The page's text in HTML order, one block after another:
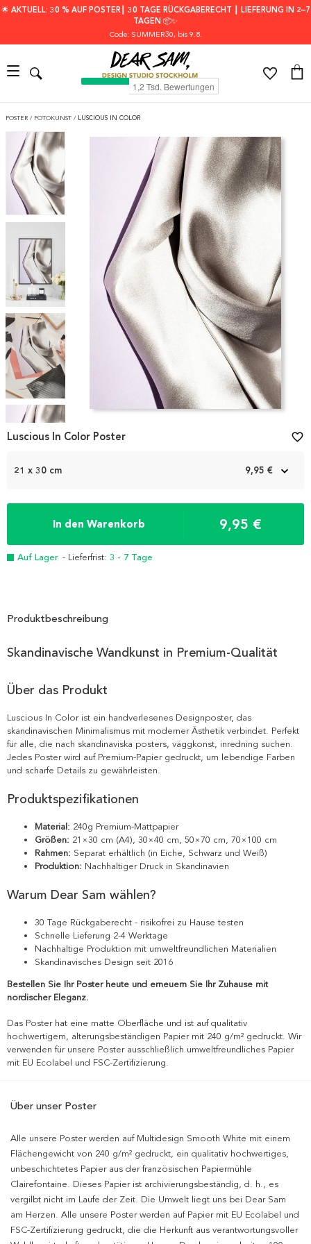
🌟 AKTUELL: 30 % AUF POSTER┃ 30 TAGE RÜCKGABERECHT ┃ LIEFERUNG IN 2–7
TAGEN 📦✨
Code: SUMMER30, bis 9.8.
POSTER / FOTOKUNST / LUSCIOUS IN COLOR
Item
1
21 x 30 cm 9,95 €
In den Warenkorb 9,95 €
Auf Lager - Lieferfrist: 3 - 7 Tage
Luscious In Color Poster favorite_border
Produktbeschreibung
Skandinavische Wandkunst in Premium-Qualität
Über das Produkt
Luscious In Color ist ein handverlesenes Designposter, das
skandinavischen Minimalismus mit moderner Ästhetik verbindet. Perfekt
für alle, die nach skandinaviska posters, väggkonst, inredning suchen.
Jedes Poster wird auf Premium-Papier gedruckt, um lebendige Farben
und scharfe Details zu gewährleisten.
Produktspezifikationen
Material: 240g Premium-Mattpapier
Größen: 21×30 cm (A4), 30×40 cm, 50×70 cm, 70×100 cm
Rahmen: Separat erhältlich (in Eiche, Schwarz und Weiß)
Produktion: Nachhaltiger Druck in Skandinavien
Warum Dear Sam wählen?
30 Tage Rückgaberecht - risikofrei zu Hause testen
Schnelle Lieferung 2-4 Werktage
Nachhaltige Produktion mit umweltfreundlichen Materialien
Skandinavisches Design seit 2016
Bestellen Sie Ihr Poster heute und erneuern Sie Ihr Zuhause mit
nordischer Eleganz.
Das Poster hat eine matte Oberfläche und ist auf qualitativ
hochwertigem, alterungsbeständigen Papier mit 240 g/m² gedruckt. Wir
verwenden für unsere Poster ausschließlich umweltfreundliches Papier
mit EU Ecolabel und FSC-Zertifizierung.
Über unser Poster
Alle unsere Poster werden auf Multidesign Smooth White mit einem
Flächengewicht von 240 g/m² gedruckt, ein qualitativ hochwertiges,
unbeschichtetes Papier aus der französischen Papiermühle
Clairefontaine. Dieses Papier ist archivierungsbeständig, d. h., es
vergilbt nicht im Laufe der Zeit. Die Umwelt liegt uns bei Dear Sam
am Herzen. Alle unsere Poster werden auf Papier mit EU Ecolabel und
FSC-Zertifizierung gedruckt, die die Herkunft aus verantwortungsvoller